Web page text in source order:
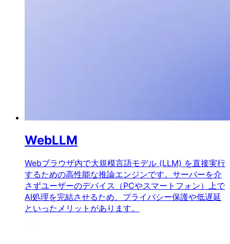
WebLLM
Webブラウザ内で大規模言語モデル (LLM) を直接実行
するための高性能な推論エンジンです。サーバーを介
さずユーザーのデバイス（PCやスマートフォン）上で
AI処理を完結させるため、プライバシー保護や低遅延
といったメリットがあります。